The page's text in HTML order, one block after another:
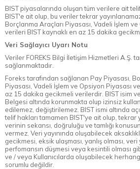
BIST piyasalarında oluşan tüm verilere ait
BIST'e ait olup, bu veriler tekrar
Borçlanma Araçları Piyasası, Vadeli İşlem
verileri BIST kaynaklı en az 15 dakika
Veri Sağlayıcı Uyarı Notu
Veriler FOREKS Bilgi İletişim Hizmetleri A.Ş.
sağlanmaktadır.
Foreks tarafından sağlanan Pay Piyasası,
Piyasası, Vadeli İşlem ve Opsiyon Piyasası
az 15 dakika gecikmeli verilerdir. BIST isim
Belgesi altında korunmakta olup izinsiz
edilemez, değiştirilemez. BIST ismi altında
telif hakları tamamen BIST'ye ait olup, tekrar
verinin sekansı, doğruluğu ve tamlığı
vermez. Veri yayınında oluşabilecek
gecikmesi, eksik ulaşması, yanlış olması,
perfomansın düşmesi veya kesintili olması
ve / veya Kullanıcılarda oluşabilecek
sorumlu değildir.